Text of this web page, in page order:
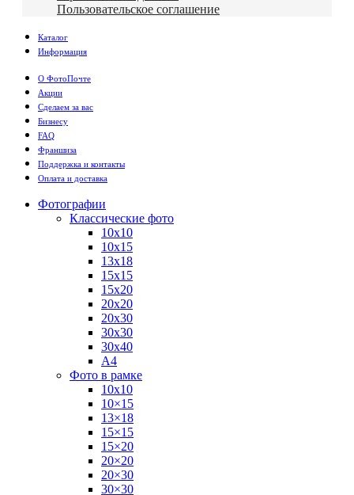
Пользовательское соглашение
Каталог
Информация
О ФотоПочте
Акции
Сделаем за вас
Бизнесу
FAQ
Франшиза
Поддержка и контакты
Оплата и доставка
Фотографии
Классические фото
10х10
10х15
13х18
15х15
15х20
20х20
20х30
30х30
30х40
А4
Фото в рамке
10х10
10×15
13×18
15×15
15×20
20×20
20×30
30×30